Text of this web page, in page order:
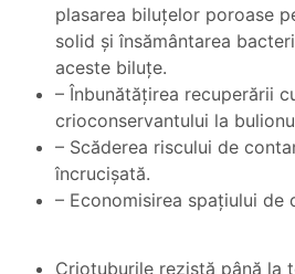
plasarea biluţelor poroase
solid şi însământarea
aceste biluţe.
– Înbunătăţirea recuperării
crioconservantului la
– Scăderea riscului de
încrucişată.
– Economisirea spaţiului de
Criotuburile rezistă până la